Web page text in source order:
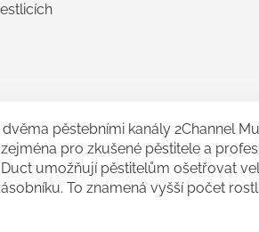
pěstebními kanály 2Channel
pro zkušené pěstitele a
umožňují pěstitelům ošetřovat
To znamená vyšší počet